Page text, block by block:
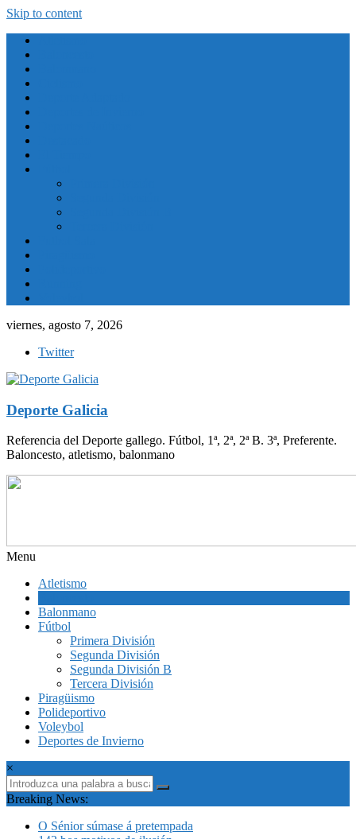
Skip to content
viernes, agosto 7, 2026
Twitter
Deporte Galicia
Referencia del Deporte gallego. Fútbol, 1ª, 2ª, 2ª B. 3ª, Preferente.
Baloncesto, atletismo, balonmano
Menu
Atletismo
Balonmano
Fútbol
Primera División
Segunda División
Segunda División B
Tercera División
Piragüismo
Polideportivo
Voleybol
Deportes de Invierno
×
Breaking News:
O Sénior súmase á pretempada